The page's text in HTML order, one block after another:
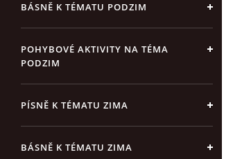
BÁSNĚ K TÉMATU PODZIM
POHYBOVÉ AKTIVITY NA TÉMA
PODZIM
PÍSNĚ K TÉMATU ZIMA
BÁSNĚ K TÉMATU ZIMA